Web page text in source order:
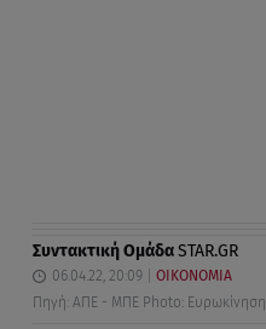
Συντακτική ΟμάδαSTAR.GR
06.04.22, 20:09
ΟΙΚΟΝΟΜΙΑ
Πηγή: ΑΠΕ - ΜΠΕ Photo: Ευρωκίνηση